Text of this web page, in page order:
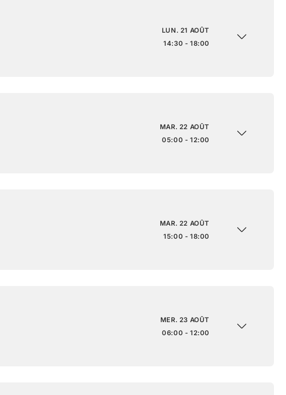
LUN. 21 AOÛT
14:30 - 18:00
MAR. 22 AOÛT
05:00 - 12:00
MAR. 22 AOÛT
15:00 - 18:00
MER. 23 AOÛT
06:00 - 12:00